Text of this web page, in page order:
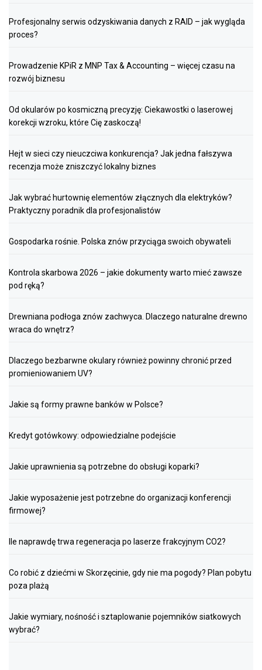
Profesjonalny serwis odzyskiwania danych z RAID – jak wygląda
proces?
Prowadzenie KPiR z MNP Tax & Accounting – więcej czasu na
rozwój biznesu
Od okularów po kosmiczną precyzję: Ciekawostki o laserowej
korekcji wzroku, które Cię zaskoczą!
Hejt w sieci czy nieuczciwa konkurencja? Jak jedna fałszywa
recenzja może zniszczyć lokalny biznes
Jak wybrać hurtownię elementów złącznych dla elektryków?
Praktyczny poradnik dla profesjonalistów
Gospodarka rośnie. Polska znów przyciąga swoich obywateli
Kontrola skarbowa 2026 – jakie dokumenty warto mieć zawsze
pod ręką?
Drewniana podłoga znów zachwyca. Dlaczego naturalne drewno
wraca do wnętrz?
Dlaczego bezbarwne okulary również powinny chronić przed
promieniowaniem UV?
Jakie są formy prawne banków w Polsce?
Kredyt gotówkowy: odpowiedzialne podejście
Jakie uprawnienia są potrzebne do obsługi koparki?
Jakie wyposażenie jest potrzebne do organizacji konferencji
firmowej?
Ile naprawdę trwa regeneracja po laserze frakcyjnym CO2?
Co robić z dziećmi w Skorzęcinie, gdy nie ma pogody? Plan pobytu
poza plażą
Jakie wymiary, nośność i sztaplowanie pojemników siatkowych
wybrać?